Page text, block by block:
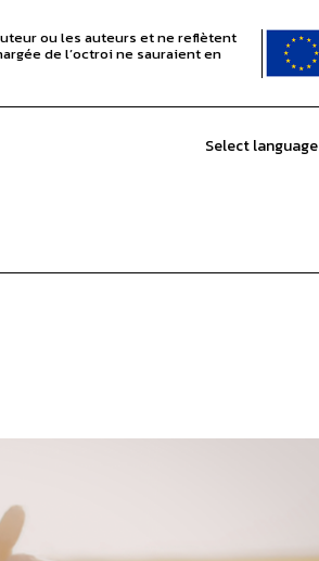
ou les auteurs et ne reflètent
de l’octroi ne sauraient en
Select language